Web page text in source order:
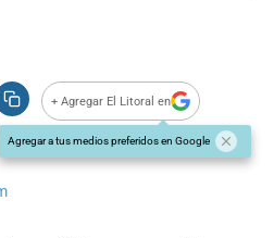
+ Agregar El Litoral en
Agregar a tus medios preferidos en Google